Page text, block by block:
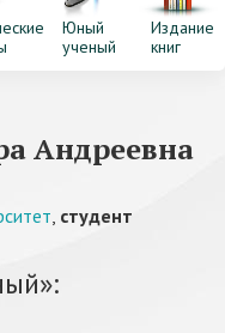
Юный
ученый
Издание
книг
Андреевна
, студент